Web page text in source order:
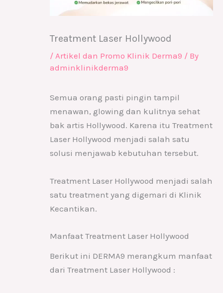
Treatment Laser Hollywood
/ Artikel dan Promo Klinik Derma9 / By
adminklinikderma9
Semua orang pasti pingin tampil
menawan, glowing dan kulitnya sehat
bak artis Hollywood. Karena itu Treatment
Laser Hollywood menjadi salah satu
solusi menjawab kebutuhan tersebut.
Treatment Laser Hollywood menjadi salah
satu treatment yang digemari di Klinik
Kecantikan.
Manfaat Treatment Laser Hollywood
Berikut ini DERMA9 merangkum manfaat
dari Treatment Laser Hollywood :